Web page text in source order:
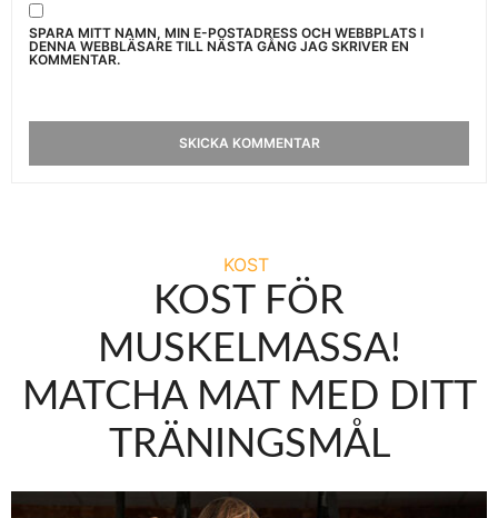
SPARA MITT NAMN, MIN E-POSTADRESS OCH WEBBPLATS I
DENNA WEBBLÄSARE TILL NÄSTA GÅNG JAG SKRIVER EN
KOMMENTAR.
KOST
KOST FÖR
MUSKELMASSA!
MATCHA MAT MED DITT
TRÄNINGSMÅL